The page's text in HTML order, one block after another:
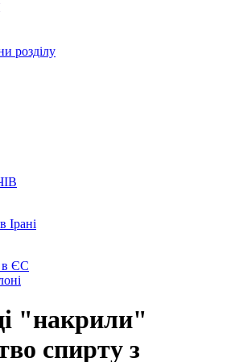
розділу
Ірані
в ЄС
"накрили"
спирту з